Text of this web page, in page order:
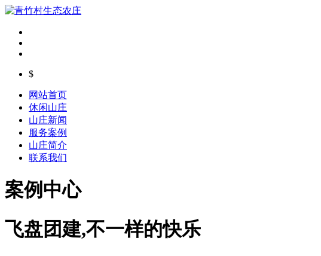
$
网站首页
休闲山庄
山庄新闻
服务案例
山庄简介
联系我们
案例中心
飞盘团建,不一样的快乐